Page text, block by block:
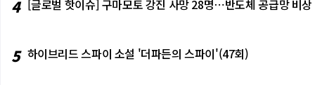
4 [글로벌 핫이슈] 구마모토 강진 사망 28명⋯반도체 공급망 비상
5 하이브리드 스파이 소설 '더파든의 스파이'(47회)